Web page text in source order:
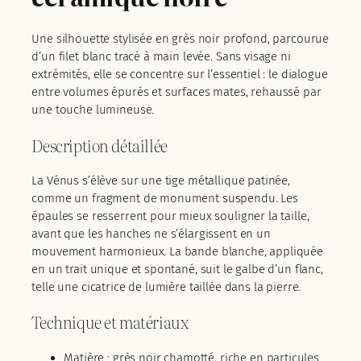
Une silhouette stylisée en grès noir profond, parcourue
d’un filet blanc tracé à main levée. Sans visage ni
extrémités, elle se concentre sur l’essentiel : le dialogue
entre volumes épurés et surfaces mates, rehaussé par
une touche lumineuse.
Description détaillée
La Vénus s’élève sur une tige métallique patinée,
comme un fragment de monument suspendu. Les
épaules se resserrent pour mieux souligner la taille,
avant que les hanches ne s’élargissent en un
mouvement harmonieux. La bande blanche, appliquée
en un trait unique et spontané, suit le galbe d’un flanc,
telle une cicatrice de lumière taillée dans la pierre.
Technique et matériaux
Matière : grès noir chamotté, riche en particules